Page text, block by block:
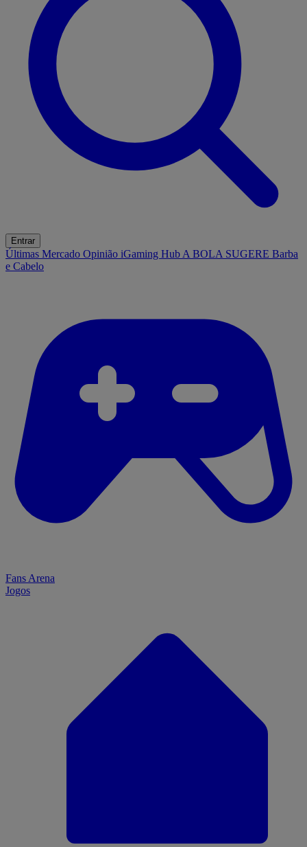
Entrar
Últimas Mercado Opinião iGaming Hub A BOLA SUGERE Barba
e Cabelo
Fans Arena
Jogos